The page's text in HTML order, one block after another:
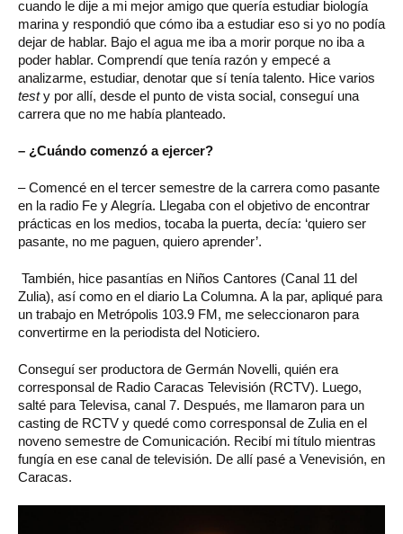
cuando le dije a mi mejor amigo que quería estudiar biología
marina y respondió que cómo iba a estudiar eso si yo no podía
dejar de hablar. Bajo el agua me iba a morir porque no iba a
poder hablar. Comprendí que tenía razón y empecé a
analizarme, estudiar, denotar que sí tenía talento. Hice varios
testy por allí, desde el punto de vista social, conseguí una
carrera que no me había planteado.
– ¿Cuándo comenzó a ejercer?
– Comencé en el tercer semestre de la carrera como pasante
en la radio Fe y Alegría. Llegaba con el objetivo de encontrar
prácticas en los medios, tocaba la puerta, decía: ‘quiero ser
pasante, no me paguen, quiero aprender’.
También, hice pasantías en Niños Cantores (Canal 11 del
Zulia), así como en el diario La Columna. A la par, apliqué para
un trabajo en Metrópolis 103.9 FM, me seleccionaron para
convertirme en la periodista del Noticiero.
Conseguí ser productora de Germán Novelli, quién era
corresponsal de Radio Caracas Televisión (RCTV). Luego,
salté para Televisa, canal 7. Después, me llamaron para un
casting de RCTV y quedé como corresponsal de Zulia en el
noveno semestre de Comunicación. Recibí mi título mientras
fungía en ese canal de televisión. De allí pasé a Venevisión, en
Caracas.